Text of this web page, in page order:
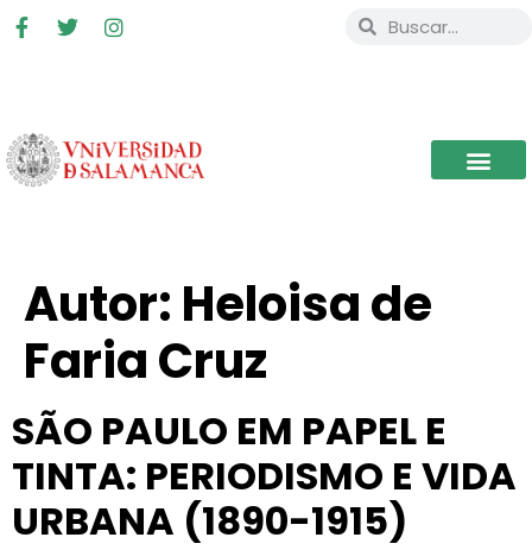
Autor: Heloisa de
Faria Cruz
SÃO PAULO EM PAPEL E
TINTA: PERIODISMO E VIDA
URBANA (1890-1915)